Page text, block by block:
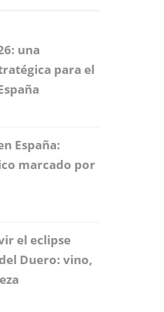
una
para el
España:
marcado por
el eclipse
Duero: vino,